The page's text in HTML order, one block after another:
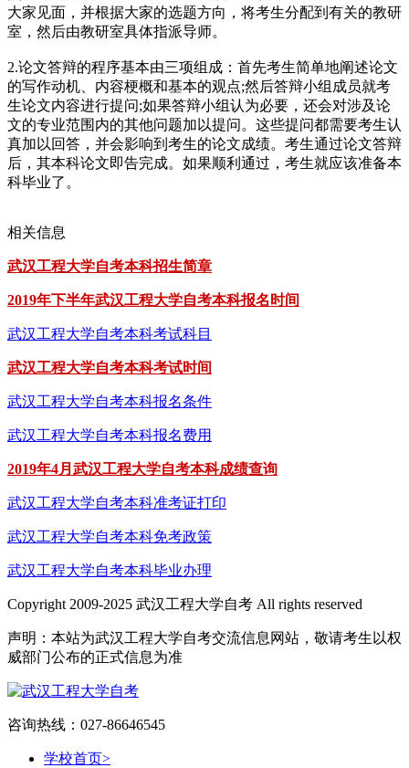
大家见面，并根据大家的选题方向，将考生分配到有关的教研
室，然后由教研室具体指派导师。
2.论文答辩的程序基本由三项组成：首先考生简单地阐述论文
的写作动机、内容梗概和基本的观点;然后答辩小组成员就考
生论文内容进行提问;如果答辩小组认为必要，还会对涉及论
文的专业范围内的其他问题加以提问。这些提问都需要考生认
真加以回答，并会影响到考生的论文成绩。考生通过论文答辩
后，其本科论文即告完成。如果顺利通过，考生就应该准备本
科毕业了。
相关信息
武汉工程大学自考本科招生简章
2019年下半年武汉工程大学自考本科报名时间
武汉工程大学自考本科考试科目
武汉工程大学自考本科考试时间
武汉工程大学自考本科报名条件
武汉工程大学自考本科报名费用
2019年4月武汉工程大学自考本科成绩查询
武汉工程大学自考本科准考证打印
武汉工程大学自考本科免考政策
武汉工程大学自考本科毕业办理
Copyright 2009-2025 武汉工程大学自考 All rights reserved
声明：本站为武汉工程大学自考交流信息网站，敬请考生以权
威部门公布的正式信息为准
咨询热线：027-86646545
学校首页>